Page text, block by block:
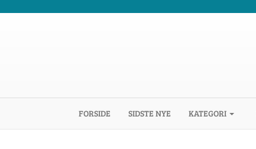
FORSIDE (CURRENT)
SIDSTE NYE KATEGORI